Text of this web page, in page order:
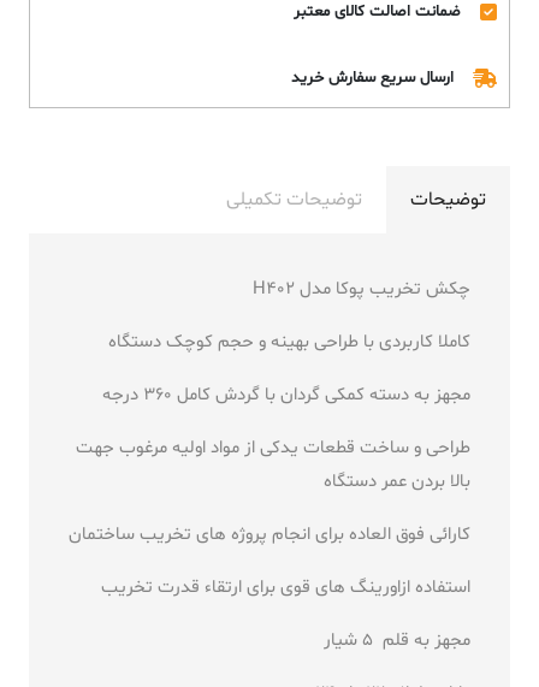
ضمانت اصالت کالای معتبر
ارسال سریع سفارش خرید
توضیحات توضیحات تکمیلی
چکش تخریب پوکا مدل H402
کاملا کاربردی با طراحی بهینه و حجم کوچک دستگاه
مجهز به دسته کمکی گردان با گردش کامل ۳۶۰ درجه
طراحی و ساخت قطعات یدکی از مواد اولیه مرغوب جهت
بالا بردن عمر دستگاه
کارائی فوق العاده برای انجام پروژه های تخریب ساختمان
استفاده ازاورینگ های قوی برای ارتقاء قدرت تخریب
مجهز به قلم 5 شیار